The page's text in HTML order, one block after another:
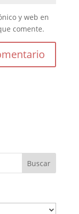
y web en
comente.